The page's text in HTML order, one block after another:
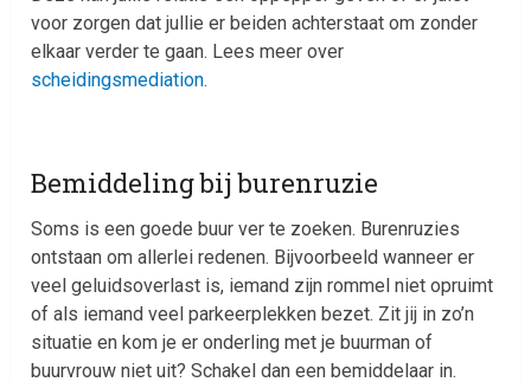
voor zorgen dat jullie er beiden achterstaat om zonder
elkaar verder te gaan. Lees meer over
scheidingsmediation.
Bemiddeling bij burenruzie
Soms is een goede buur ver te zoeken. Burenruzies
ontstaan om allerlei redenen. Bijvoorbeeld wanneer er
veel geluidsoverlast is, iemand zijn rommel niet opruimt
of als iemand veel parkeerplekken bezet. Zit jij in zo’n
situatie en kom je er onderling met je buurman of
buurvrouw niet uit? Schakel dan een bemiddelaar in.